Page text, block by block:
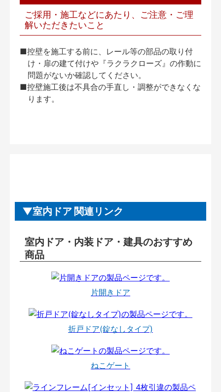
ご採用・施工などにあたり、ご注意・ご理
解いただきたいこと
■控壁を施工する前に、レール等の部品の取り付
け・扉の建て付けや『ラクラクローズ』の作動に
問題がないか確認してください。
■控壁施工後は不具合の手直し・調整ができなくな
ります。
室内ドア 関連リンク
室内ドア・内装ドア・建具のおすすめ
商品
片開きドア
折戸ドア(錠なしタイプ)
ねこゲート